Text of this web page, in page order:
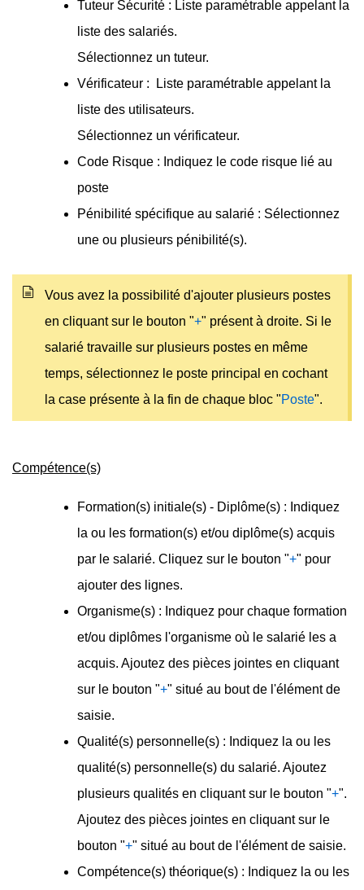
Tuteur Sécurité : Liste paramétrable appelant la
liste des salariés.
Sélectionnez un tuteur.
Vérificateur : Liste paramétrable appelant la
liste des utilisateurs.
Sélectionnez un vérificateur.
Code Risque : Indiquez le code risque lié au
poste
Pénibilité spécifique au salarié : Sélectionnez
une ou plusieurs pénibilité(s).
Vous avez la possibilité d'ajouter plusieurs postes
en cliquant sur le bouton "+" présent à droite. Si le
salarié travaille sur plusieurs postes en même
temps, sélectionnez le poste principal en cochant
la case présente à la fin de chaque bloc "Poste".
Compétence(s)
Formation(s) initiale(s) - Diplôme(s) : Indiquez
la ou les formation(s) et/ou diplôme(s) acquis
par le salarié. Cliquez sur le bouton "+" pour
ajouter des lignes.
Organisme(s) : Indiquez pour chaque formation
et/ou diplômes l'organisme où le salarié les a
acquis. Ajoutez des pièces jointes en cliquant
sur le bouton "+" situé au bout de l'élément de
saisie.
Qualité(s) personnelle(s) : Indiquez la ou les
qualité(s) personnelle(s) du salarié. Ajoutez
plusieurs qualités en cliquant sur le bouton "+".
Ajoutez des pièces jointes en cliquant sur le
bouton "+" situé au bout de l'élément de saisie.
Compétence(s) théorique(s) : Indiquez la ou les